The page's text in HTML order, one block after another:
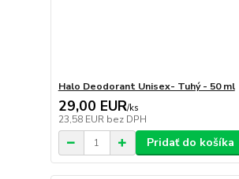
Halo Deodorant Unisex- Tuhý - 50 ml
29,00 EUR/ks
23,58 EUR bez DPH
Pridať do košíka